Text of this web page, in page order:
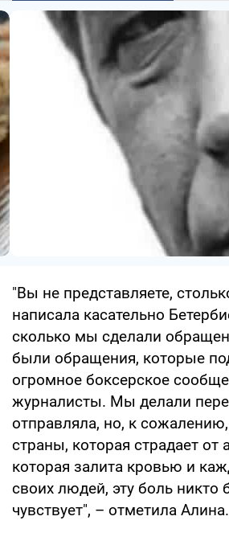
"Вы не представляете,
написала касательно
сколько мы сделали
были обращения, которые
огромное боксерское
журналисты. Мы делали
отправляла, но, к
страны, которая страдает от
которая залита кровью и
своих людей, эту боль никто
чувствует", – отметила Алина.